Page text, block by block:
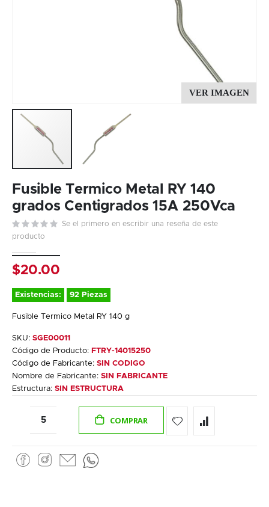
to
beginning
of
the
images
gallery
Fusible Termico Metal RY 140
grados Centigrados 15A 250Vca
Se el primero en escribir una reseña de este
producto
$20.00
Existencias: 92 Piezas
Fusible Termico Metal RY 140 g
SKU: SGE00011
Código de Producto: FTRY-14015250
Código de Fabricante: SIN CODIGO
Nombre de Fabricante: SIN FABRICANTE
Estructura: SIN ESTRUCTURA
COMPRAR